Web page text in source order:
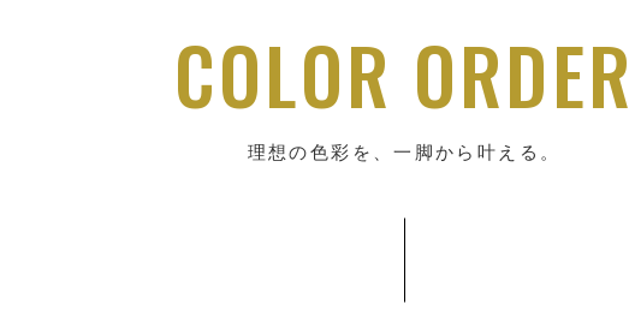
COLOR ORDER
理想の色彩を、一脚から叶える。